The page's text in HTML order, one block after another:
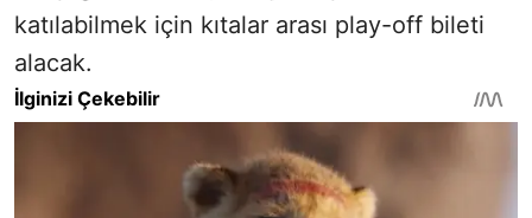
katılabilmek için kıtalar arası play-off bileti
alacak.